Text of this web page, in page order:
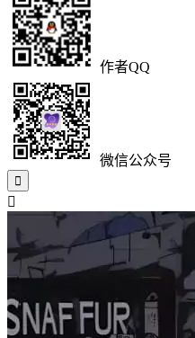
作者QQ
微信公众号